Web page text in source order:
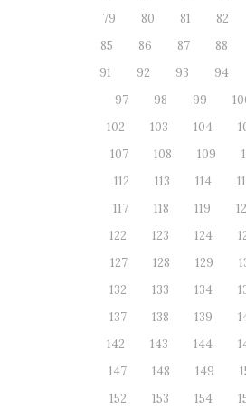
79
80 81 82
85
86 87 88
91
92 93 94
97
98 99
102
103 104
107
108 109
112
113 114
117
118 119
122
123 124
127
128 129
132
133 134
137
138 139
142
143 144
147
148 149
152
153 154